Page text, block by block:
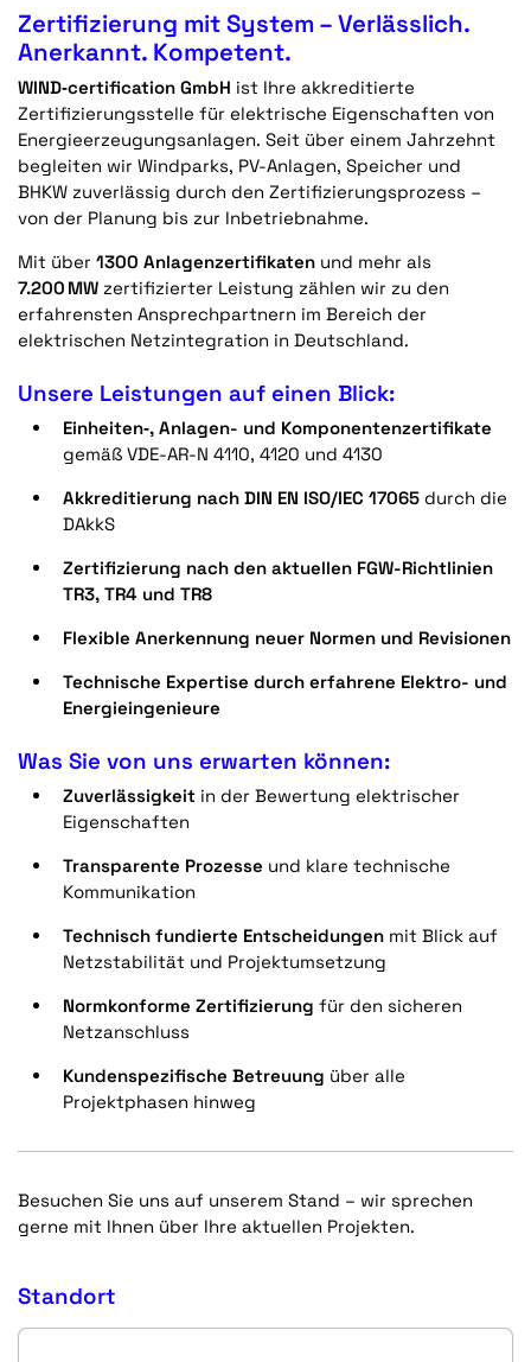
Zertifizierung mit System – Verlässlich.
Anerkannt. Kompetent.
WIND‑certification GmbH ist Ihre akkreditierte
Zertifizierungsstelle für elektrische Eigenschaften von
Energieerzeugungsanlagen. Seit über einem Jahrzehnt
begleiten wir Windparks, PV-Anlagen, Speicher und
BHKW zuverlässig durch den Zertifizierungsprozess –
von der Planung bis zur Inbetriebnahme.
Mit über 1300 Anlagenzertifikaten und mehr als
7.200 MW zertifizierter Leistung zählen wir zu den
erfahrensten Ansprechpartnern im Bereich der
elektrischen Netzintegration in Deutschland.
Unsere Leistungen auf einen Blick:
Einheiten‑, Anlagen- und Komponentenzertifikate
gemäß VDE-AR-N 4110, 4120 und 4130
Akkreditierung nach DIN EN ISO/IEC 17065durch die
DAkkS
Zertifizierung nach den aktuellen FGW-Richtlinien
TR3, TR4 und TR8
Flexible Anerkennung neuer Normen und Revisionen
Technische Expertise durch erfahrene Elektro- und
Energieingenieure
Was Sie von uns erwarten können:
Zuverlässigkeitin der Bewertung elektrischer
Eigenschaften
Transparente Prozesse und klare technische
Kommunikation
Technisch fundierte Entscheidungenmit Blick auf
Netzstabilität und Projektumsetzung
Normkonforme Zertifizierung für den sicheren
Netzanschluss
Kundenspezifische Betreuung über alle
Projektphasen hinweg
Besuchen Sie uns auf unserem Stand – wir sprechen
gerne mit Ihnen über Ihre aktuellen Projekten.
Standort